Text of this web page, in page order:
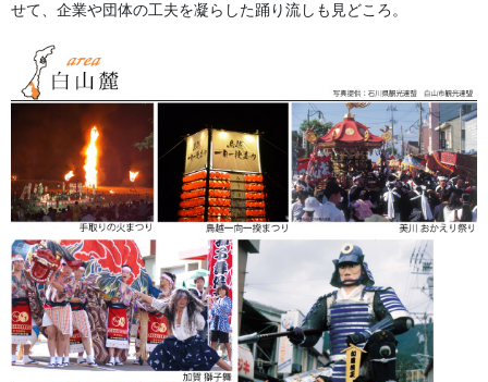
お祭り衣装・お祭り用品のご相談は金沢・森佐へお気軽にお問
い合わせください。
伝統行事、お祭りで地域に笑顔を！！
076-237-8888
営業時間 10:00-18:00 〒920-0061金沢市問屋町2丁目85
(FAX076-237-7150)
人形の森佐は12月〜4月末まで土曜、日曜も営業。
お問い合わせ
カテゴリー お祭備品と豆知識
せて、企業や団体の工夫を凝らした踊り流しも見どころ。